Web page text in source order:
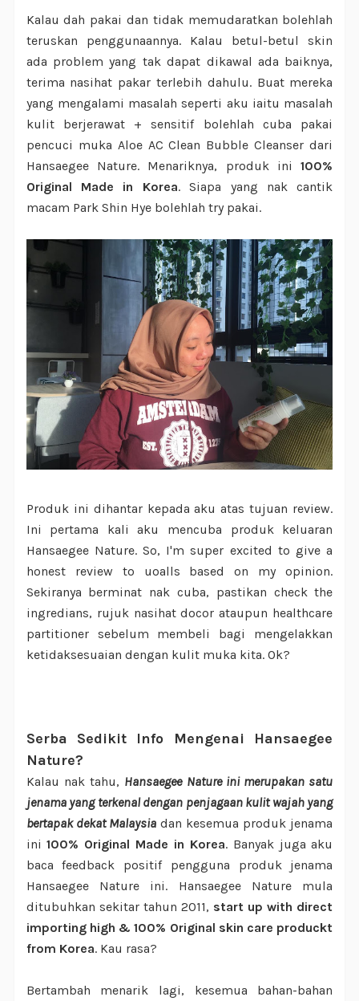
Kalau dah pakai dan tidak memudaratkan bolehlah
teruskan penggunaannya. Kalau betul-betul skin
ada problem yang tak dapat dikawal ada baiknya,
terima nasihat pakar terlebih dahulu. Buat mereka
yang mengalami masalah seperti aku iaitu masalah
kulit berjerawat + sensitif bolehlah cuba pakai
pencuci muka Aloe AC Clean Bubble Cleanser dari
Hansaegee Nature. Menariknya, produk ini100%
Original Made in Korea. Siapa yang nak cantik
macam Park Shin Hye bolehlah try pakai.
Produk ini dihantar kepada aku atas tujuan review.
Ini pertama kali aku mencuba produk keluaran
Hansaegee Nature. So, I'm super excited to give a
honest review to uoalls based on my opinion.
Sekiranya berminat nak cuba, pastikan check the
ingredians, rujuk nasihat docor ataupun healthcare
partitioner sebelum membeli bagi mengelakkan
ketidaksesuaian dengan kulit muka kita. Ok?
Serba Sedikit Info Mengenai Hansaegee
Nature?
Kalau nak tahu, Hansaegee Nature ini merupakan satu
jenama yang terkenal dengan penjagaan kulit wajah yang
bertapak dekat Malaysiadan kesemua produk jenama
ini100% Original Made in Korea. Banyak juga aku
baca feedback positif pengguna produk jenama
Hansaegee Nature ini. Hansaegee Nature mula
ditubuhkan sekitar tahun 2011, start up with direct
importing high & 100% Original skin care produckt
from Korea. Kau rasa?
Bertambah menarik lagi, kesemua bahan-bahan